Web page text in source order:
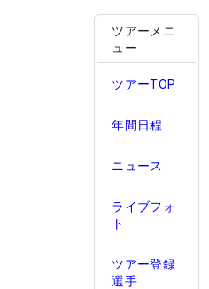
ツアーメニ
ュー
ツアーTOP
年間日程
ニュース
ライブフォ
ト
ツアー登録
選手